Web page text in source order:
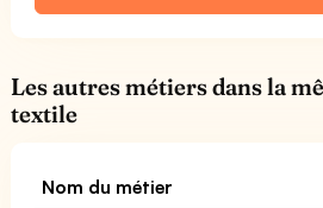
Les autres métiers dans la
textile
Nom du métier